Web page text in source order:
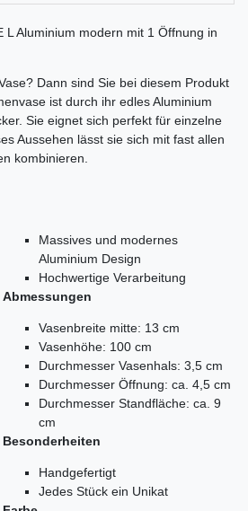
L Aluminium modern mit 1 Öffnung in
Dann sind Sie bei diesem Produkt
ist durch ihr edles Aluminium
Sie eignet sich perfekt für einzelne
Aussehen lässt sie sich mit fast allen
kombinieren.
Massives und modernes
Aluminium Design
Hochwertige Verarbeitung
Abmessungen
Vasenbreite mitte: 13 cm
Vasenhöhe: 100 cm
Durchmesser Vasenhals: 3,5 cm
Durchmesser Öffnung: ca. 4,5 cm
Durchmesser Standfläche: ca. 9
cm
Besonderheiten
Handgefertigt
Jedes Stück ein Unikat